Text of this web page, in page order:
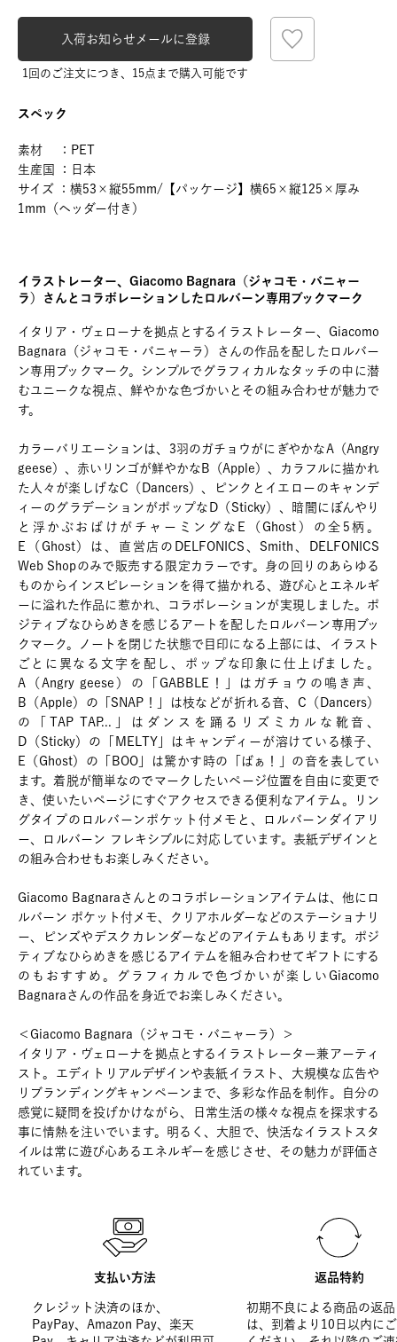
入荷お知らせメールに登録
1回のご注文につき、15点まで購入可能です
スペック
素材 ：PET
生産国 ：日本
サイズ ：横53×縦55mm/【パッケージ】横65×縦125×厚み
1mm（ヘッダー付き）
イラストレーター、Giacomo Bagnara（ジャコモ・バニャー
ラ）さんとコラボレーションしたロルバーン専用ブックマーク
イタリア・ヴェローナを拠点とするイラストレーター、Giacomo
Bagnara（ジャコモ・バニャーラ）さんの作品を配したロルバー
ン専用ブックマーク。シンプルでグラフィカルなタッチの中に潜
むユニークな視点、鮮やかな色づかいとその組み合わせが魅力で
す。
カラーバリエーションは、3羽のガチョウがにぎやかなA（Angry
geese）、赤いリンゴが鮮やかなB（Apple）、カラフルに描かれ
た人々が楽しげなC（Dancers）、ピンクとイエローのキャンデ
ィーのグラデーションがポップなD（Sticky）、暗闇にぼんやり
と浮かぶおばけがチャーミングなE（Ghost）の全5柄。
E（Ghost）は、直営店のDELFONICS、Smith、DELFONICS
Web Shopのみで販売する限定カラーです。身の回りのあらゆる
ものからインスピレーションを得て描かれる、遊び心とエネルギ
ーに溢れた作品に惹かれ、コラボレーションが実現しました。ポ
ジティブなひらめきを感じるアートを配したロルバーン専用ブッ
クマーク。ノートを閉じた状態で目印になる上部には、イラスト
ごとに異なる文字を配し、ポップな印象に仕上げました。
A（Angry geese）の「GABBLE！」はガチョウの鳴き声、
B（Apple）の「SNAP！」は枝などが折れる音、C（Dancers）
の「TAP TAP...」はダンスを踊るリズミカルな靴音、
D（Sticky）の「MELTY」はキャンディーが溶けている様子、
E（Ghost）の「BOO」は驚かす時の「ばぁ！」の音を表してい
ます。着脱が簡単なのでマークしたいページ位置を自由に変更で
き、使いたいページにすぐアクセスできる便利なアイテム。リン
グタイプのロルバーンポケット付メモと、ロルバーンダイアリ
ー、ロルバーン フレキシブルに対応しています。表紙デザインと
の組み合わせもお楽しみください。
Giacomo Bagnaraさんとのコラボレーションアイテムは、他にロ
ルバーン ポケット付メモ、クリアホルダーなどのステーショナリ
ー、ピンズやデスクカレンダーなどのアイテムもあります。ポジ
ティブなひらめきを感じるアイテムを組み合わせてギフトにする
のもおすすめ。グラフィカルで色づかいが楽しいGiacomo
Bagnaraさんの作品を身近でお楽しみください。
＜Giacomo Bagnara（ジャコモ・バニャーラ）＞
イタリア・ヴェローナを拠点とするイラストレーター兼アーティ
スト。エディトリアルデザインや表紙イラスト、大規模な広告や
リブランディングキャンペーンまで、多彩な作品を制作。自分の
感覚に疑問を投げかけながら、日常生活の様々な視点を探求する
事に情熱を注いでいます。明るく、大胆で、快活なイラストスタ
イルは常に遊び心あるエネルギーを感じさせ、その魅力が評価さ
れています。
支払い方法
クレジット決済のほか、
PayPay、Amazon Pay、楽天
返品特約
初期不良による商品の返
は、到着より10日以内に